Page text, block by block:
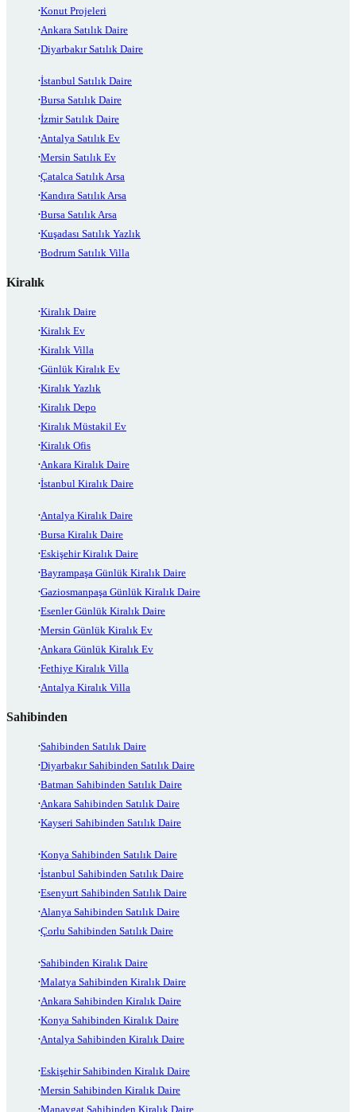
Konut Projeleri
Ankara Satılık Daire
Diyarbakır Satılık Daire
İstanbul Satılık Daire
Bursa Satılık Daire
İzmir Satılık Daire
Antalya Satılık Ev
Mersin Satılık Ev
Çatalca Satılık Arsa
Kandıra Satılık Arsa
Bursa Satılık Arsa
Kuşadası Satılık Yazlık
Bodrum Satılık Villa
Kiralık
Kiralık Daire
Kiralık Ev
Kiralık Villa
Günlük Kiralık Ev
Kiralık Yazlık
Kiralık Depo
Kiralık Müstakil Ev
Kiralık Ofis
Ankara Kiralık Daire
İstanbul Kiralık Daire
Antalya Kiralık Daire
Bursa Kiralık Daire
Eskişehir Kiralık Daire
Bayrampaşa Günlük Kiralık Daire
Gaziosmanpaşa Günlük Kiralık Daire
Esenler Günlük Kiralık Daire
Mersin Günlük Kiralık Ev
Ankara Günlük Kiralık Ev
Fethiye Kiralık Villa
Antalya Kiralık Villa
Sahibinden
Sahibinden Satılık Daire
Diyarbakır Sahibinden Satılık Daire
Batman Sahibinden Satılık Daire
Ankara Sahibinden Satılık Daire
Kayseri Sahibinden Satılık Daire
Konya Sahibinden Satılık Daire
İstanbul Sahibinden Satılık Daire
Esenyurt Sahibinden Satılık Daire
Alanya Sahibinden Satılık Daire
Çorlu Sahibinden Satılık Daire
Sahibinden Kiralık Daire
Malatya Sahibinden Kiralık Daire
Ankara Sahibinden Kiralık Daire
Konya Sahibinden Kiralık Daire
Antalya Sahibinden Kiralık Daire
Eskişehir Sahibinden Kiralık Daire
Mersin Sahibinden Kiralık Daire
Manavgat Sahibinden Kiralık Daire